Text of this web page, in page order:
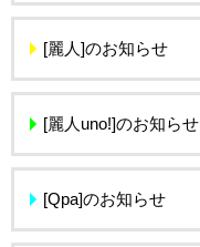
[麗人]のお知らせ
[麗人uno!]のお知らせ
[Qpa]のお知らせ